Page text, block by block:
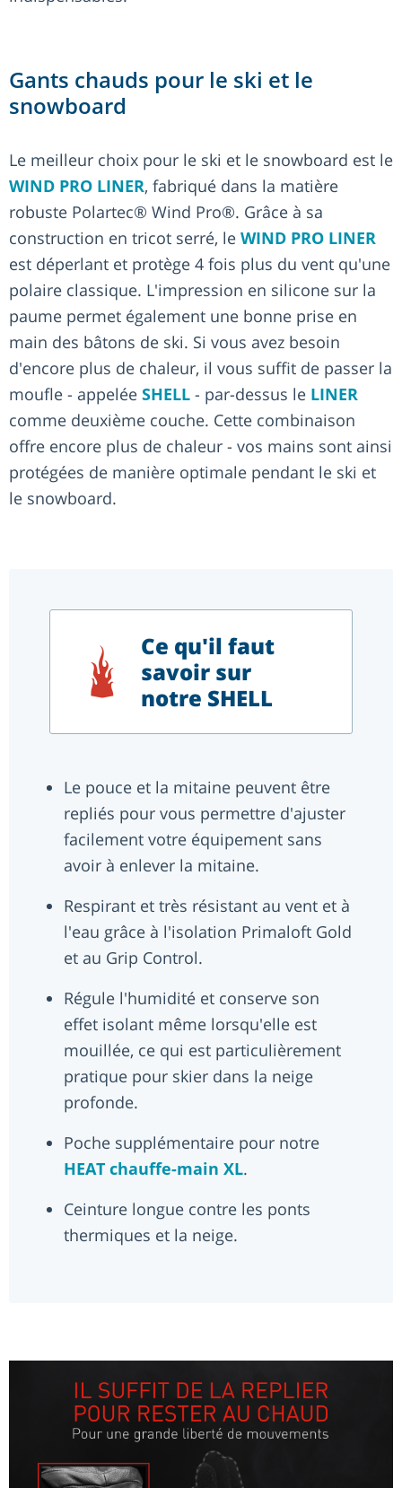
Gants chauds pour le ski et le
snowboard
Le meilleur choix pour le ski et le snowboard est le
WIND PRO LINER, fabriqué dans la matière
robuste Polartec® Wind Pro®. Grâce à sa
construction en tricot serré, le WIND PRO LINER
est déperlant et protège 4 fois plus du vent qu'une
polaire classique. L'impression en silicone sur la
paume permet également une bonne prise en
main des bâtons de ski. Si vous avez besoin
d'encore plus de chaleur, il vous suffit de passer la
moufle - appelée SHELL - par-dessus le LINER
comme deuxième couche. Cette combinaison
offre encore plus de chaleur - vos mains sont ainsi
protégées de manière optimale pendant le ski et
le snowboard.
Ce qu'il faut
savoir sur
notre SHELL
Le pouce et la mitaine peuvent être
repliés pour vous permettre d'ajuster
facilement votre équipement sans
avoir à enlever la mitaine.
Respirant et très résistant au vent et à
l'eau grâce à l'isolation Primaloft Gold
et au Grip Control.
Régule l'humidité et conserve son
effet isolant même lorsqu'elle est
mouillée, ce qui est particulièrement
pratique pour skier dans la neige
profonde.
Poche supplémentaire pour notre
HEAT chauffe-main XL.
Ceinture longue contre les ponts
thermiques et la neige.